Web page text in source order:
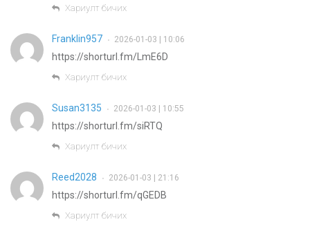
Хариулт бичих
Franklin957 • 2026-01-03 | 10:06
https://shorturl.fm/LmE6D
Хариулт бичих
Susan3135 • 2026-01-03 | 10:55
https://shorturl.fm/siRTQ
Хариулт бичих
Reed2028 • 2026-01-03 | 21:16
https://shorturl.fm/qGEDB
Хариулт бичих